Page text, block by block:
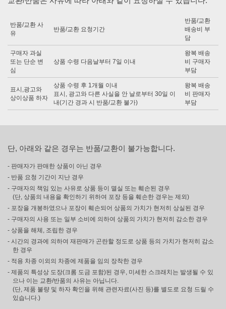
반품/교환 사
유
반품/교환 요청기간
반품/교환
배송비 부
담
구매자 과실
또는 단순 변
심
상품 수령 다음날부터 7일 이내
왕복 배송
비 구매자
부담
표시,광고와
상이상품 하자
상품 수령 후 1개월 이내
표시, 광고와 다른 사실을 안 날로부터 30일 이
내(기간 경과 시 반품/교환 불가)
왕복 배송
비 판매자
부담
단, 아래와 같은 경우는 반품/교환이 불가능합니다.
- 판매자가 판매한 상품이 아닌 경우
- 반품 요청 기간이 지난 경우
- 구매자의 책임 있는 사유로 상품 등이 멸실 또는 훼손된 경우
(단, 상품의 내용을 확인하기 위하여 포장 등을 훼손한 경우는 제외)
- 포장을 개봉하였으나 포장이 훼손되어 상품의 가치가 현저히 상실된 경우
- 구매자의 사용 또는 일부 소비에 의하여 상품의 가치가 현저히 감소한 경우
- 상품을 해체, 조립한 경우
- 시간의 경과에 의하여 재판매가 곤란할 정도로 상품 등의 가치가 현저히 감소
한 경우
- 적용 차종 이외의 차종에 제품을 임의 장착한 경우
- 제품의 특성상 도장(크롬 도금 포함)된 경우, 미세한 스크래치는 발생될 수 있
으나 이는 교환/반품의 사유는 아닙니다.
(단, 제품 불량 및 하자 확인을 위해 관련자료(사진 등)를 별도로 요청 드릴 수
있습니다.)